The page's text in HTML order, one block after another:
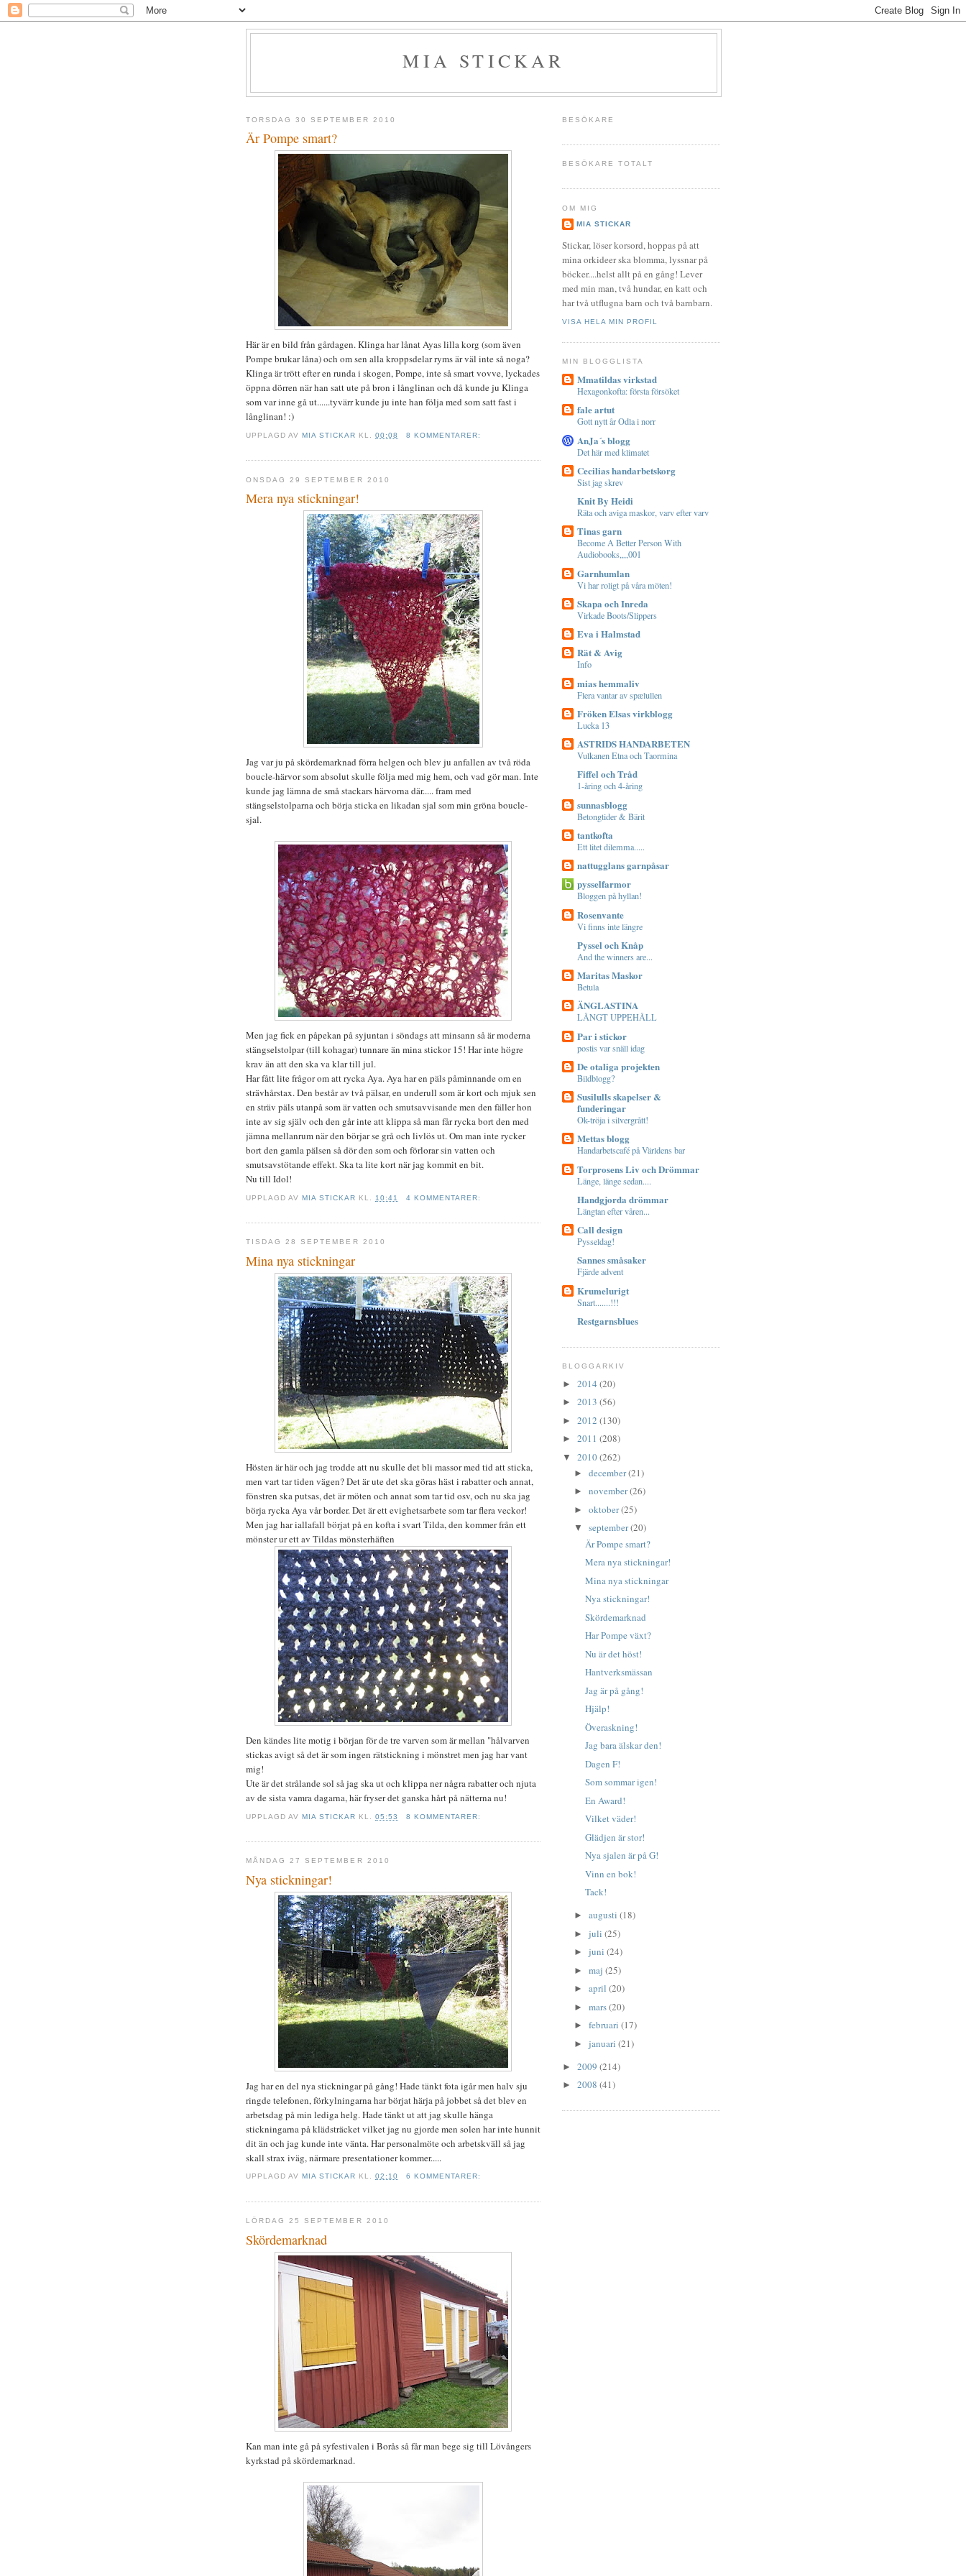
MIA STICKAR
TORSDAG 30 SEPTEMBER 2010
Är Pompe smart?
Här är en bild från gårdagen. Klinga har lånat Ayas lilla korg (som även
Pompe brukar låna) och om sen alla kroppsdelar ryms är väl inte så noga?
Klinga är trött efter en runda i skogen, Pompe, inte så smart vovve, lyckades
öppna dörren när han satt ute på bron i långlinan och då kunde ju Klinga
som var inne gå ut......tyvärr kunde ju inte han följa med som satt fast i
långlinan! :)
UPPLAGD AVMIA STICKAR KL.00:08 8 KOMMENTARER:
ONSDAG 29 SEPTEMBER 2010
Mera nya stickningar!
Jag var ju på skördemarknad förra helgen och blev ju anfallen av två röda
boucle-härvor som absolut skulle följa med mig hem, och vad gör man. Inte
kunde jag lämna de små stackars härvorna där..... fram med
stängselstolparna och börja sticka en likadan sjal som min gröna boucle-
sjal.
Men jag fick en påpekan på syjuntan i söndags att minsann så är moderna
stängselstolpar (till kohagar) tunnare än mina stickor 15! Har inte högre
krav än att den ska va klar till jul.
Har fått lite frågor om att rycka Aya. Aya har en päls påminnande om en
strävhårstax. Den består av två pälsar, en underull som är kort och mjuk sen
en sträv päls utanpå som är vatten och smutsavvisande men den fäller hon
inte av sig själv och den går inte att klippa så man får rycka bort den med
jämna mellanrum när den börjar se grå och livlös ut. Om man inte rycker
bort den gamla pälsen så dör den som och förlorar sin vatten och
smutsavstötande effekt. Ska ta lite kort när jag kommit en bit.
Nu till Idol!
UPPLAGD AVMIA STICKAR KL. 10:41 4 KOMMENTARER:
TISDAG 28 SEPTEMBER 2010
Mina nya stickningar
Hösten är här och jag trodde att nu skulle det bli massor med tid att sticka,
men vart tar tiden vägen? Det är ute det ska göras häst i rabatter och annat,
fönstren ska putsas, det är möten och annat som tar tid osv, och nu ska jag
börja rycka Aya vår border. Det är ett evighetsarbete som tar flera veckor!
Men jag har iallafall börjat på en kofta i svart Tilda, den kommer från ett
mönster ur ett av Tildas mönsterhäften
Den kändes lite motig i början för de tre varven som är mellan "hålvarven
stickas avigt så det är som ingen rätstickning i mönstret men jag har vant
mig!
Ute är det strålande sol så jag ska ut och klippa ner några rabatter och njuta
av de sista vamra dagarna, här fryser det ganska hårt på nätterna nu!
UPPLAGD AVMIA STICKAR KL.05:53 8 KOMMENTARER:
MÅNDAG 27 SEPTEMBER 2010
Nya stickningar!
Jag har en del nya stickningar på gång! Hade tänkt fota igår men halv sju
ringde telefonen, förkylningarna har börjat härja på jobbet så det blev en
arbetsdag på min lediga helg. Hade tänkt ut att jag skulle hänga
stickningarna på klädsträcket vilket jag nu gjorde men solen har inte hunnit
dit än och jag kunde inte vänta. Har personalmöte och arbetskväll så jag
skall strax iväg, närmare presentationer kommer.....
UPPLAGD AV MIA STICKAR KL.02:10 6 KOMMENTARER:
LÖRDAG 25 SEPTEMBER 2010
Skördemarknad
Kan man inte gå på syfestivalen i Borås så får man bege sig till Lövångers
kyrkstad på skördemarknad.
BESÖKARE
BESÖKARE TOTALT
OM MIG
MIA STICKAR
Stickar, löser korsord, hoppas på att
mina orkideer ska blomma, lyssnar på
böcker....helst allt på en gång! Lever
med min man, två hundar, en katt och
har två utflugna barn och två barnbarn.
VISA HELA MIN PROFIL
MIN BLOGGLISTA
Mmatildas virkstad
Hexagonkofta: första försöket
fale artut
Gott nytt år Odla i norr
AnJa´s blogg
Det här med klimatet
Cecilias handarbetskorg
Sist jag skrev
Knit By Heidi
Räta och aviga maskor, varv efter varv
Tinas garn
Become A Better Person With
Audiobooks,,,,001
Garnhumlan
Vi har roligt på våra möten!
Skapa och Inreda
Virkade Boots/Slippers
Eva i Halmstad
Rät & Avig
Info
mias hemmaliv
Flera vantar av spælullen
Fröken Elsas virkblogg
Lucka 13
ASTRIDS HANDARBETEN
Vulkanen Etna och Taormina
Fiffel och Tråd
1-åring och 4-åring
sunnasblogg
Betongtider & Bärit
tantkofta
Ett litet dilemma.....
nattugglans garnpåsar
pysselfarmor
Bloggen på hyllan!
Rosenvante
Vi finns inte längre
Pyssel och Knåp
And the winners are...
Maritas Maskor
Betula
ÄNGLASTINA
LÅNGT UPPEHÅLL
Par i stickor
postis var snäll idag
De otaliga projekten
Bildblogg?
Susilulls skapelser &
funderingar
Ok-tröja i silvergrått!
Mettas blogg
Handarbetscafé på Världens bar
Torprosens Liv och Drömmar
Länge, länge sedan....
Handgjorda drömmar
Längtan efter våren...
Call design
Pysseldag!
Sannes småsaker
Fjärde advent
Krumelurigt
Snart.......!!!
Restgarnsblues
BLOGGARKIV
► 2014 (20)
► 2013 (56)
► 2012 (130)
► 2011 (208)
▼ 2010(262)
► december(21)
► november(26)
► oktober(25)
▼ september(20)
Är Pompe smart?
Mera nya stickningar!
Mina nya stickningar
Nya stickningar!
Skördemarknad
Har Pompe växt?
Nu är det höst!
Hantverksmässan
Jag är på gång!
Hjälp!
Överaskning!
Jag bara älskar den!
Dagen F!
Som sommar igen!
En Award!
Vilket väder!
Glädjen är stor!
Nya sjalen är på G!
Vinn en bok!
Tack!
► augusti (18)
► juli (25)
► juni (24)
► maj (25)
► april (20)
► mars(20)
► februari (17)
► januari (21)
► 2009 (214)
► 2008 (41)